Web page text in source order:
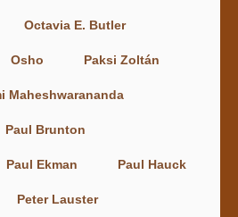
Octavia E. Butler
Osho Paksi Zoltán
Maheshwarananda
Paul Brunton
Paul Ekman Paul Hauck
Peter Lauster